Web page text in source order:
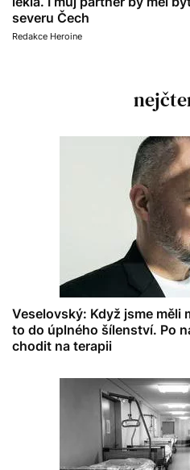
severu Čech
Redakce Heroine
Veselovský: Když jsme měli
to do úplného šílenství. Po
chodit na terapii